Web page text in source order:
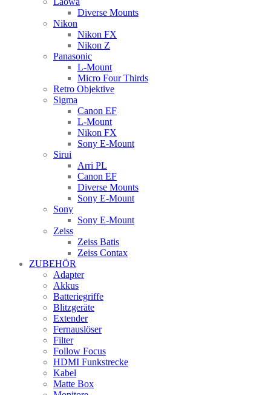
Diverse Mounts
Nikon
Nikon FX
Nikon Z
Panasonic
L-Mount
Micro Four Thirds
Retro Objektive
Sigma
Canon EF
L-Mount
Nikon FX
Sony E-Mount
Sirui
Arri PL
Canon EF
Diverse Mounts
Sony E-Mount
Sony
Sony E-Mount
Zeiss
Zeiss Batis
Zeiss Contax
ZUBEHÖR
Adapter
Akkus
Batteriegriffe
Blitzgeräte
Extender
Fernauslöser
Filter
Follow Focus
HDMI Funkstrecke
Kabel
Matte Box